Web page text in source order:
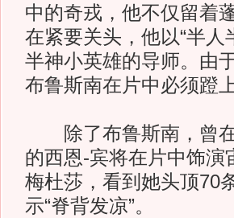
中的奇戎，他不仅留着
在紧要关头，他以“半
半神小英雄的导师。由
布鲁斯南在片中必须蹬
除了布鲁斯南，曾在
的西恩-宾将在片中饰演
梅杜莎，看到她头顶70
示“脊背发凉”。